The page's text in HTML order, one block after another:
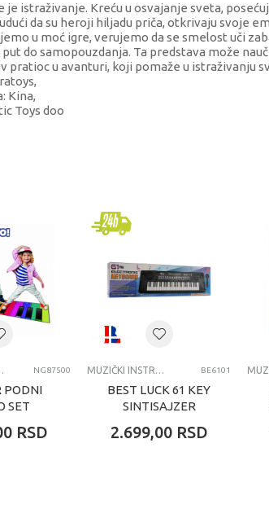
je istraživanje. Kreću u osvajanje sveta,
da su heroji hiljadu priča, otkrivaju svoje
u moć igre, verujemo da se smelost uči
do samopouzdanja. Ta predstava može
pratioc u avanturi, koji pomaže u istraživanju
Kina,
Toys doo
4-6
NG87500
PODNI
SET
RSD
MUZIČKI INSTRUMENTI BE6101
BEST LUCK 61 KEY
SINTISAJZER
2.699,00 RSD